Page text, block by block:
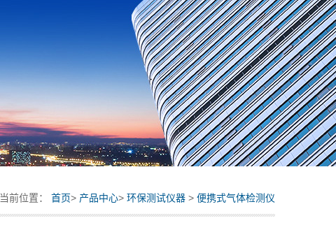
当前位置： 首页> 产品中心> 环保测试仪器 > 便携式气体检测仪